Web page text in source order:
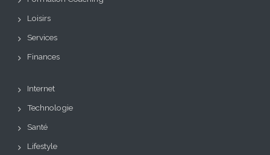
Loisirs
Services
Finances
Internet
Technologie
Santé
Lifestyle